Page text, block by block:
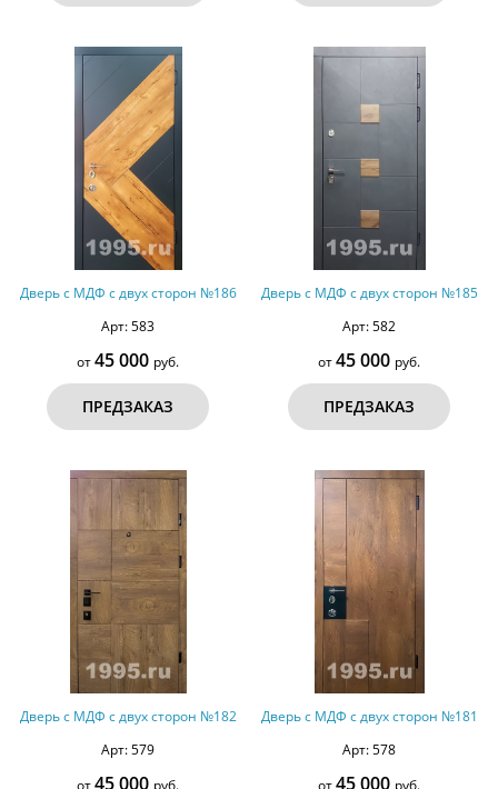
Дверь с МДФ с двух сторон №186
Арт: 583
от45 000 руб.
ПРЕДЗАКАЗ
Дверь с МДФ с двух сторон №185
Арт: 582
от45 000 руб.
ПРЕДЗАКАЗ
Дверь с МДФ с двух сторон №182
Арт: 579
от45 000 руб.
Дверь с МДФ с двух сторон №181
Арт: 578
от45 000 руб.